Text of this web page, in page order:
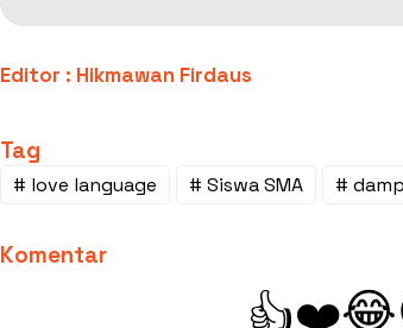
Editor : Hikmawan Firdaus
Tag
# love language # Siswa SMA #
Komentar
😂